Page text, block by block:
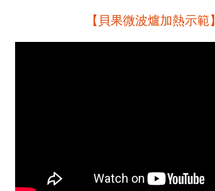
【貝果微波爐加熱示範】